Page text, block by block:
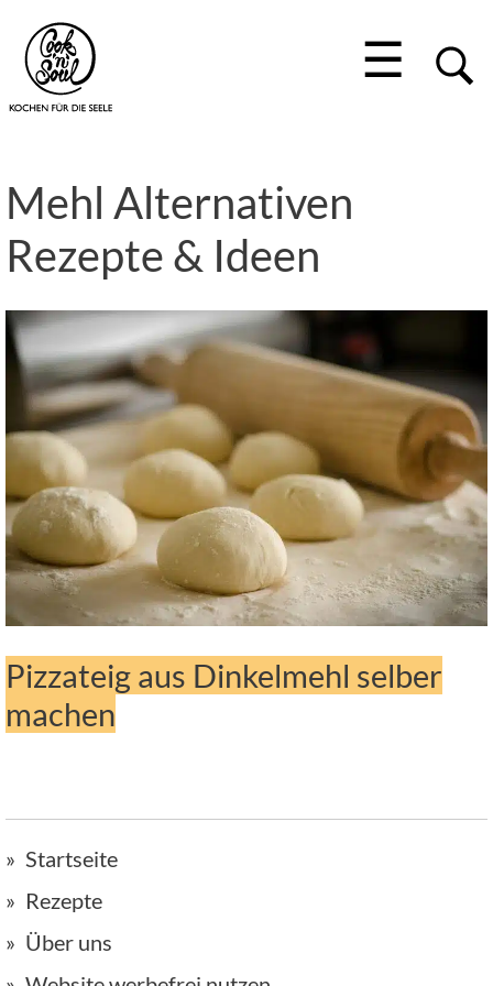
☰
Mehl Alternativen
Rezepte & Ideen
Pizzateig aus Dinkelmehl selber
machen
Startseite
Rezepte
Über uns